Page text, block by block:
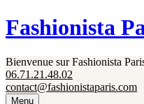
Fashionista
Bienvenue sur Fashionista
06.71.21.48.02
contact@fashionistaparis.com
Menu
Fermeture